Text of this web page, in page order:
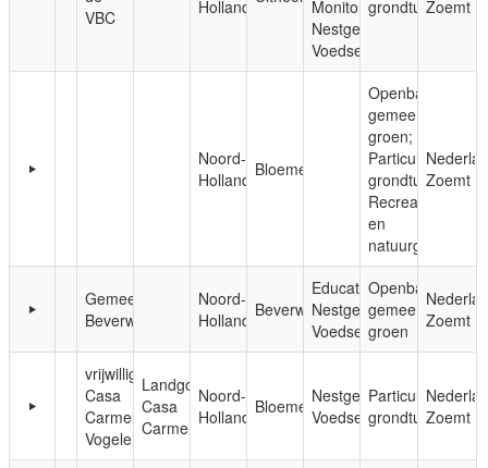
VBC
Holland
Monitoring;
Nestgelegenheid;
Voedsel
grondtuinen
Zoemt
Noord-
Holland Bloemendaal
Openbaar,
gemeentelijk
groen;
Particuliere
grondtuinen;
Recreatie-
en
natuurgebieden
Zoemt
Gemeente
Beverwijk
Noord-
Holland Beverwijk
Educatie;
Nestgelegenheid;
Voedsel
Openbaar,
gemeentelijk
groen
Zoemt
vrijwilligersgroep
Casa
Carmeli
Vogelenzang
Landgoed
Casa
Carmeli
Noord-
Holland BloemendaalNestgelegenheid;
Voedsel
Particuliere
grondtuinen
Zoemt